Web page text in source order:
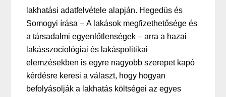
lakhatási adatfelvétele alapján. Hegedüs és
Somogyi írása – A lakások megfizethetősége és
a társadalmi egyenlőtlenségek – arra a hazai
lakásszociológiai és lakáspolitikai
elemzésekben is egyre nagyobb szerepet kapó
kérdésre keresi a választ, hogy hogyan
befolyásolják a lakhatás költségei az egyes